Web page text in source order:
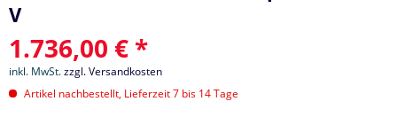
V
1.736,00 € *
inkl. MwSt.zzgl. Versandkosten
Artikel nachbestellt, Lieferzeit 7 bis 14 Tage